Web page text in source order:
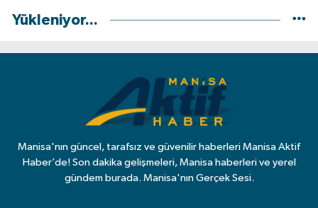
Yükleniyor...
Manisa'nın güncel, tarafsız ve güvenilir haberleri Manisa Aktif
Haber’de! Son dakika gelişmeleri, Manisa haberleri ve yerel
gündem burada. Manisa'nın Gerçek Sesi.